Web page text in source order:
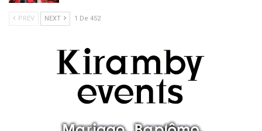
PREV NEXT 1 De 452